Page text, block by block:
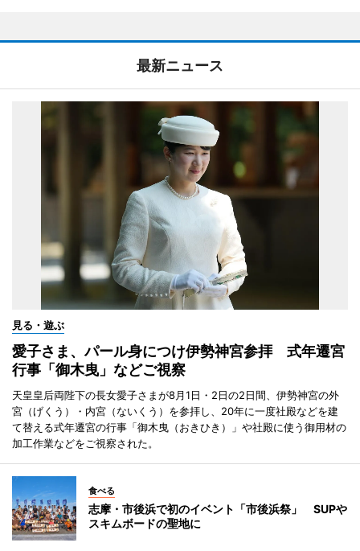
最新ニュース
見る・遊ぶ
愛子さま、パール身につけ伊勢神宮参拝 式年遷宮
行事「御木曳」などご視察
天皇皇后両陛下の長女愛子さまが8月1日・2日の2日間、伊勢神宮の外
宮（げくう）・内宮（ないくう）を参拝し、20年に一度社殿などを建
て替える式年遷宮の行事「御木曳（おきひき）」や社殿に使う御用材の
加工作業などをご視察された。
食べる
志摩・市後浜で初のイベント「市後浜祭」 SUPや
スキムボードの聖地に